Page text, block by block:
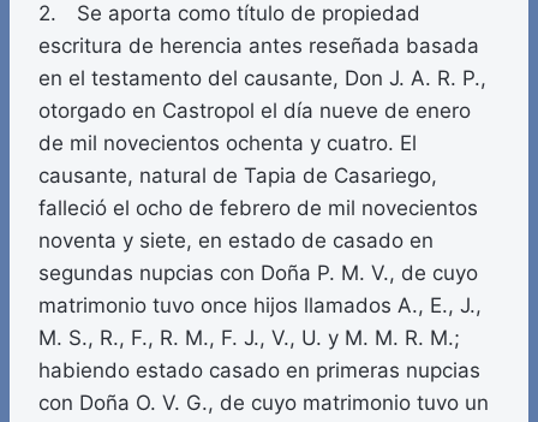
2. Se aporta como título de propiedad
escritura de herencia antes reseñada basada
en el testamento del causante, Don J. A. R. P.,
otorgado en Castropol el día nueve de enero
de mil novecientos ochenta y cuatro. El
causante, natural de Tapia de Casariego,
falleció el ocho de febrero de mil novecientos
noventa y siete, en estado de casado en
segundas nupcias con Doña P. M. V., de cuyo
matrimonio tuvo once hijos llamados A., E., J.,
M. S., R., F., R. M., F. J., V., U. y M. M. R. M.;
habiendo estado casado en primeras nupcias
con Doña O. V. G., de cuyo matrimonio tuvo un